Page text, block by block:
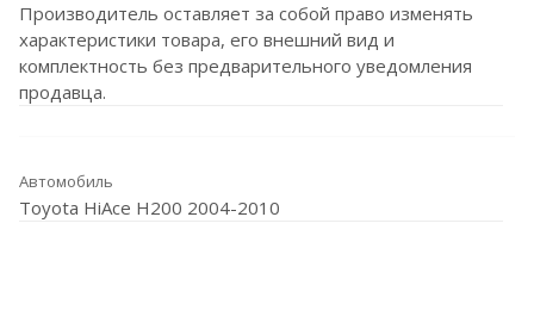
Производитель оставляет за собой право изменять
характеристики товара, его внешний вид и
комплектность без предварительного уведомления
продавца.
Автомобиль
Toyota HiAce H200 2004-2010